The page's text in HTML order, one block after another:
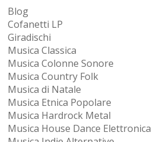
Blog
Cofanetti LP
Giradischi
Musica Classica
Musica Colonne Sonore
Musica Country Folk
Musica di Natale
Musica Etnica Popolare
Musica Hardrock Metal
Musica House Dance Elettronica